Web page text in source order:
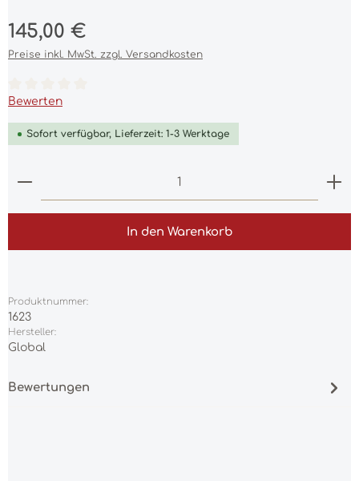
Regulärer Preis:
145,00 €
Preise inkl. MwSt. zzgl. Versandkosten
Durchschnittliche Bewertung von 0 von 5 Sternen
Bewerten
Sofort verfügbar, Lieferzeit: 1-3 Werktage
Produkt Anzahl: Gib den gewünschten Wert
In den Warenkorb
Produktnummer:
1623
Hersteller:
Global
Bewertungen